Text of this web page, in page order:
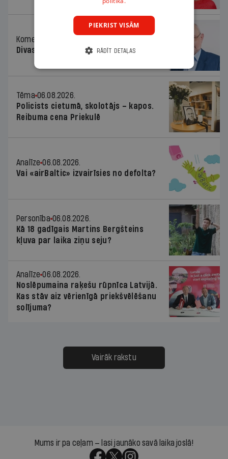
Komentārs
Divas koalīcijas
Tēma 06.08.2026.
Policists cietumā, skolotājs – kapos.
Reibuma cena Priekulē
Analīze 06.08.2026.
Vai «airBaltic» izvairīsies no defolta?
Personība 06.08.2026.
Kā 18 gadīgais Martins Bergšteins
kļuva par laika ziņu seju?
Analīze 06.08.2026.
Noslēpumaina raķešu rūpnīca Latvijā.
Kas stāv aiz vērienīgā priekšvēlēšanu
solījuma?
Vairāk rakstu
Mums ir pa ceļam — lasi jaunāko savā laika joslā!
PIEKRIST VISĀM
RĀDĪT DETAĻAS